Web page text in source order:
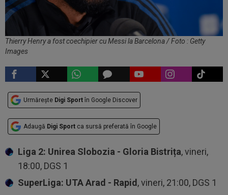
Thierry Henry a fost coechipier cu Messi la Barcelona / Foto : Getty
Images
Urmărește Digi Sport în Google Discover
Adaugă Digi Sport ca sursă preferată în Google
Liga 2: Unirea Slobozia - Gloria Bistrița, vineri,
18:00, DGS 1
SuperLiga: UTA Arad - Rapid, vineri, 21:00, DGS 1